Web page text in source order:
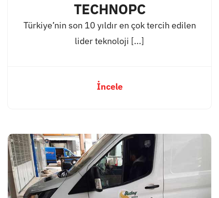
TECHNOPC
Türkiye’nin son 10 yıldır en çok tercih edilen
lider teknoloji [...]
İncele